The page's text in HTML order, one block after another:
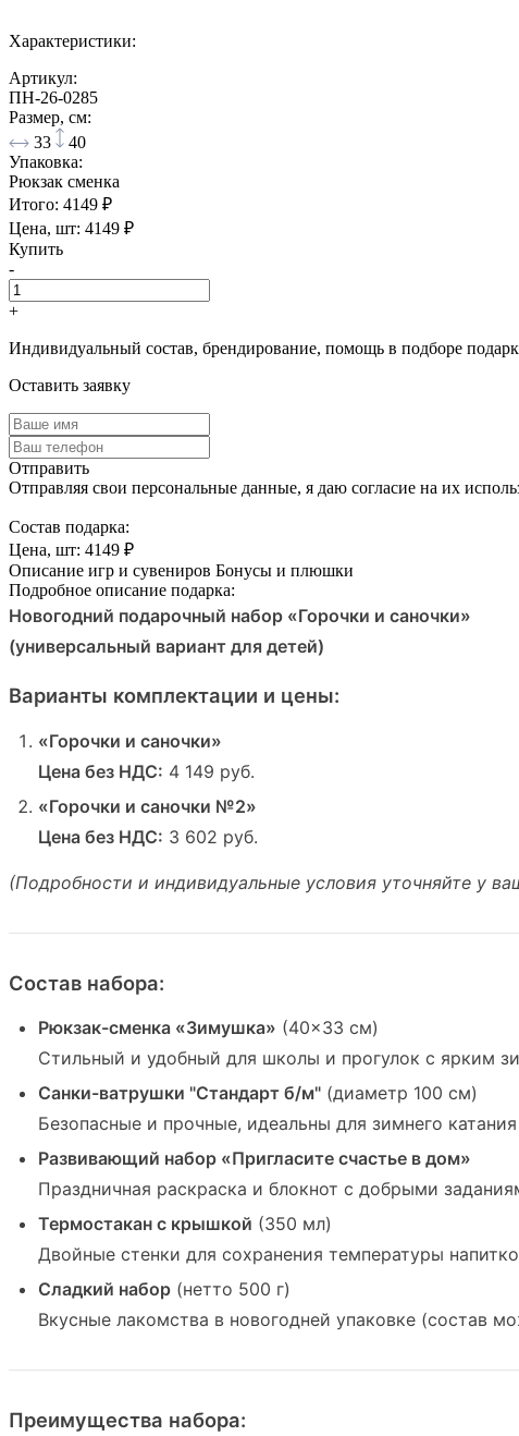
Характеристики:
Артикул:
ПН-26-0285
Размер, см:
33
40
Упаковка:
Рюкзак сменка
Итого: 4149 ₽
Цена, шт: 4149 ₽
Купить
-
+
Индивидуальный состав, брендирование, помощь в подборе
Оставить заявку
Отправить
Отправляя свои персональные данные, я даю согласие на их
Cостав подарка:
Цена, шт: 4149 ₽
Описание игр и сувениров Бонусы и плюшки
Подробное описание подарка:
Новогодний подарочный набор «Горочки и саночки»
(универсальный вариант для детей)
Варианты комплектации и цены:
«Горочки и саночки»
Цена без НДС: 4 149 руб.
«Горочки и саночки №2»
Цена без НДС: 3 602 руб.
(Подробности и индивидуальные условия уточняйте у
Состав набора:
Рюкзак-сменка «Зимушка» (40×33 см)
Стильный и удобный для школы и прогулок с ярким
Санки-ватрушки "Стандарт б/м" (диаметр 100 см)
Безопасные и прочные, идеальны для зимнего катания
Развивающий набор «Пригласите счастье в дом»
Праздничная раскраска и блокнот с добрыми
Термостакан с крышкой (350 мл)
Двойные стенки для сохранения температуры
Сладкий набор (нетто 500 г)
Вкусные лакомства в новогодней упаковке (состав
Преимущества набора: